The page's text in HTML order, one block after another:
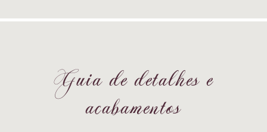
Guiadedetalhese
acabamentos